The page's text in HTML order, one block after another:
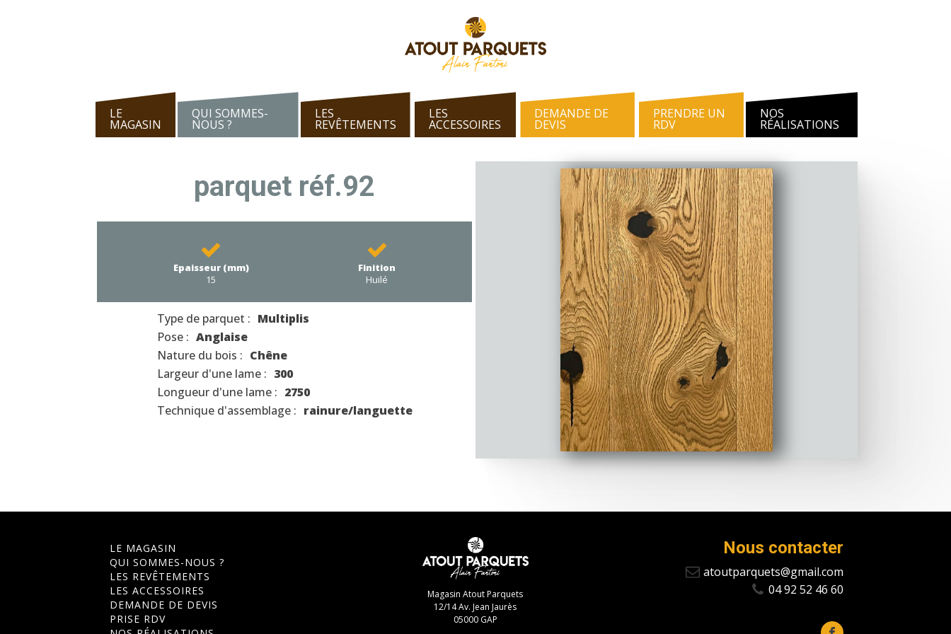
LE
MAGASIN
QUI SOMMES-
NOUS ?
LES
REVÊTEMENTS
LES
ACCESSOIRES
DEMANDE DE
DEVIS
PRENDRE UN
RDV
NOS
RÉALISATIONS
parquet réf.92
Epaisseur (mm)
15
Finition
Huilé
Type de parquet : Multiplis
Pose : Anglaise
Nature du bois : Chêne
Largeur d'une lame : 300
Longueur d'une lame : 2750
Technique d'assemblage : rainure/languette
LE MAGASIN
QUI SOMMES-NOUS ?
LES REVÊTEMENTS
LES ACCESSOIRES
DEMANDE DE DEVIS
PRISE RDV
Magasin Atout Parquets
12/14 Av. Jean Jaurès
05000 GAP
Nous contacter
atoutparquets@gmail.com
04 92 52 46 60